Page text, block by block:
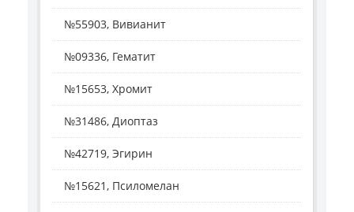
№55903, Вивианит
№09336, Гематит
№15653, Хромит
№31486, Диоптаз
№42719, Эгирин
№15621, Псиломелан